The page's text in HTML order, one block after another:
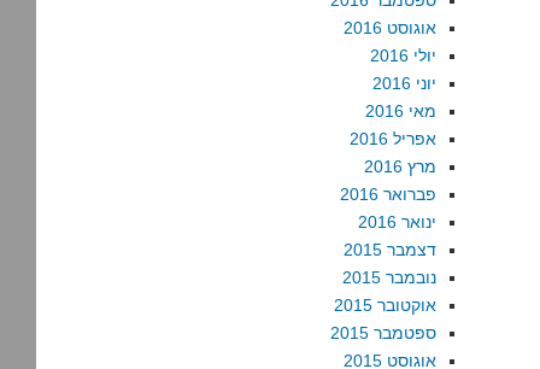
אוגוסט 2016
יולי 2016
יוני 2016
מאי 2016
אפריל 2016
מרץ 2016
פברואר 2016
ינואר 2016
דצמבר 2015
נובמבר 2015
אוקטובר 2015
ספטמבר 2015
אוגוסט 2015